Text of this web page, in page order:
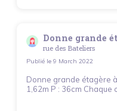
Donne grande
rue des Bateliers
Publié le 9 March 2022
Donne grande étagère
1,62m P : 36cm Chaque